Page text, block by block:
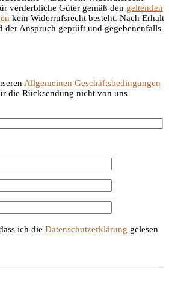
verderbliche Güter gemäß den geltenden
kein Widerrufsrecht besteht. Nach Erhalt
der Anspruch geprüft und gegebenenfalls
Allgemeinen Geschäftsbedingungen
die Rücksendung nicht von uns
ich die Datenschutzerklärung gelesen